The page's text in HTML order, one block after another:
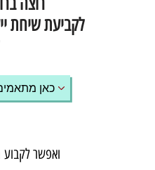
לקביעת שיחת
כאן
ואפשר לקבוע